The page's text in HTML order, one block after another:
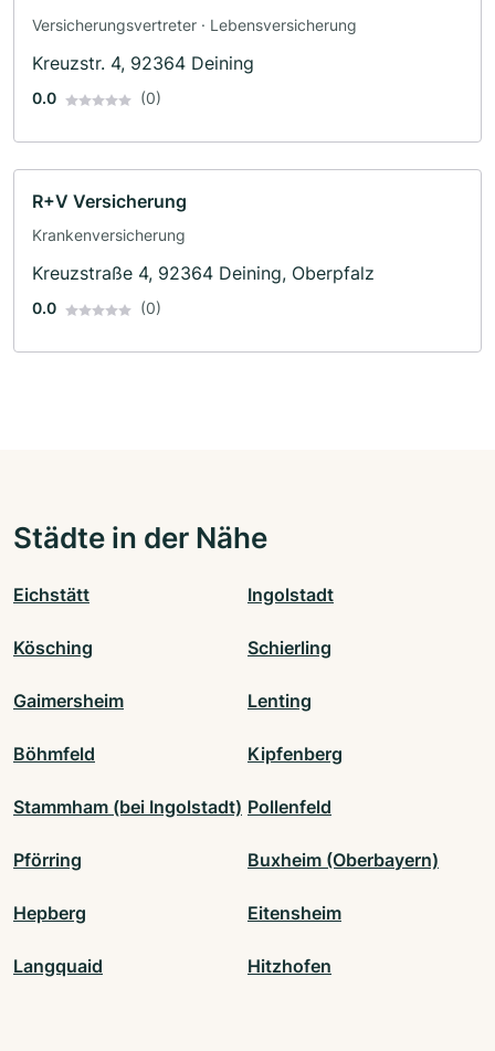
Versicherungsvertreter · Lebensversicherung
Kreuzstr. 4, 92364 Deining
0.0 (0)
R+V Versicherung
Krankenversicherung
Kreuzstraße 4, 92364 Deining, Oberpfalz
0.0 (0)
Städte in der Nähe
Eichstätt Ingolstadt
Kösching Schierling
Gaimersheim Lenting
Böhmfeld Kipfenberg
Stammham (bei Ingolstadt) Pollenfeld
Pförring Buxheim (Oberbayern)
Hepberg Eitensheim
Langquaid Hitzhofen